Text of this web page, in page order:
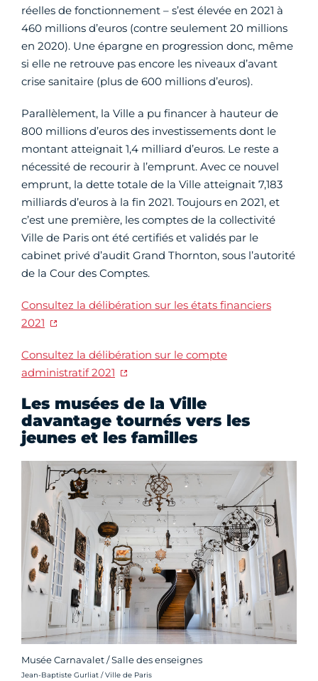
réelles de fonctionnement – s’est élevée en 2021 à
460 millions d’euros (contre seulement 20 millions
en 2020). Une épargne en progression donc, même
si elle ne retrouve pas encore les niveaux d’avant
crise sanitaire (plus de 600 millions d’euros).
Parallèlement, la Ville a pu financer à hauteur de
800 millions d’euros des investissements dont le
montant atteignait 1,4 milliard d’euros. Le reste a
nécessité de recourir à l’emprunt. Avec ce nouvel
emprunt, la dette totale de la Ville atteignait 7,183
milliards d’euros à la fin 2021. Toujours en 2021, et
c’est une première, les comptes de la collectivité
Ville de Paris ont été certifiés et validés par le
cabinet privé d’audit Grand Thornton, sous l’autorité
de la Cour des Comptes.
Consultez la délibération sur les états financiers
2021
Consultez la délibération sur le compte
administratif 2021
Les musées de la Ville
davantage tournés vers les
jeunes et les familles
Musée Carnavalet / Salle des enseignes
Crédit photo :
Jean-Baptiste Gurliat / Ville de Paris